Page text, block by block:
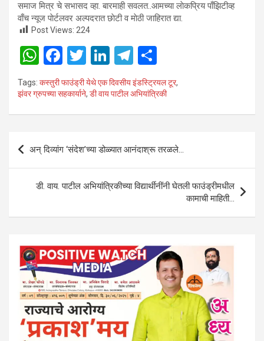
समाज मित्र चे सभासद व्हा. बारमाही सवलत..आमच्या लाेकप्रिय पाँझिटीव्ह
वाँच न्यूज पाेर्टलवर अल्पदरात छाेटी व माेठी जाहिरात द्या.
Post Views: 224
W
h
at
s
p
p
F
a
ce
b
o
k
T
wi
tt
er
Li
n
ke
dI
T
el
e
gr
m
h
ar
e
Tags: कस्तुरी फाउंड्री येथे एक दिवसीय इंडस्ट्रियल टूर,
झंवर ग्रुपच्या सहकार्याने, डी वाय पाटील अभियांत्रिकी
Post
navigation
अन् दिव्यांग ‘संदेश’च्या डोळ्यात आनंदाश्रू तरळले…
डी. वाय. पाटील अभियांत्रिकीच्या विद्यार्थीनींनी घेतली फाउंड्रीमधील
कामाची माहिती…